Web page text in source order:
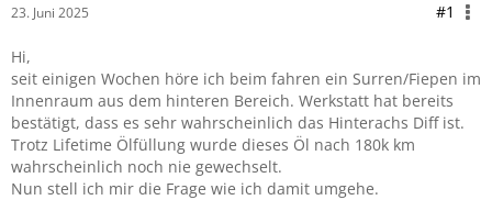
23. Juni 2025 #1
Hi,
seit einigen Wochen höre ich beim fahren ein Surren/Fiepen im
Innenraum aus dem hinteren Bereich. Werkstatt hat bereits
bestätigt, dass es sehr wahrscheinlich das Hinterachs Diff ist.
Trotz Lifetime Ölfüllung wurde dieses Öl nach 180k km
wahrscheinlich noch nie gewechselt.
Nun stell ich mir die Frage wie ich damit umgehe.